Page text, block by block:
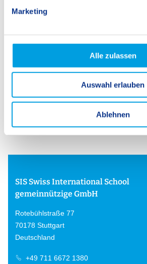
l
Marketing
Alle zulassen
Auswahl erlauben
Ablehnen
SIS Swiss International School
gemeinnützige GmbH
Rotebühlstraße 77
70178 Stuttgart
Deutschland
+49 711 6672 1380